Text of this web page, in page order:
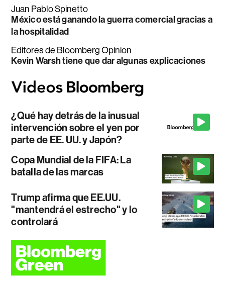
Juan Pablo Spinetto
México está ganando la guerra comercial gracias a
la hospitalidad
Editores de Bloomberg Opinion
Kevin Warsh tiene que dar algunas explicaciones
¿Qué hay detrás de la inusual
intervención sobre el yen por
parte de EE. UU. y Japón?
Copa Mundial de la FIFA: La
batalla de las marcas
Trump afirma que EE.UU.
"mantendrá el estrecho" y lo
controlará